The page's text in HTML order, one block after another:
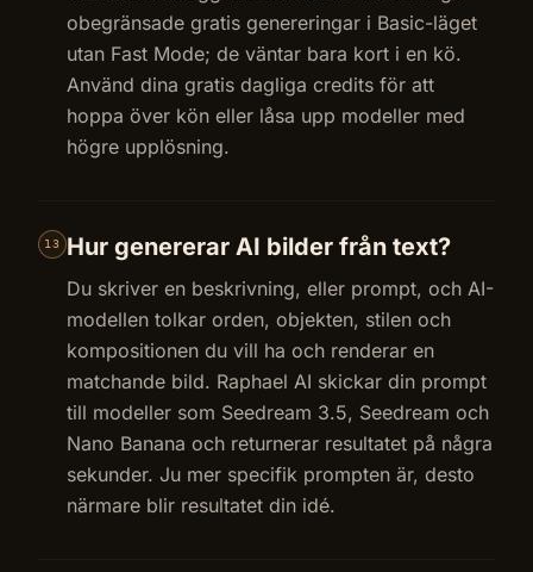
obegränsade gratis genereringar i Basic-läget
utan Fast Mode; de väntar bara kort i en kö.
Använd dina gratis dagliga credits för att
hoppa över kön eller låsa upp modeller med
högre upplösning.
13 Hur genererar AI bilder från text?
Du skriver en beskrivning, eller prompt, och AI-
modellen tolkar orden, objekten, stilen och
kompositionen du vill ha och renderar en
matchande bild. Raphael AI skickar din prompt
till modeller som Seedream 3.5, Seedream och
Nano Banana och returnerar resultatet på några
sekunder. Ju mer specifik prompten är, desto
närmare blir resultatet din idé.